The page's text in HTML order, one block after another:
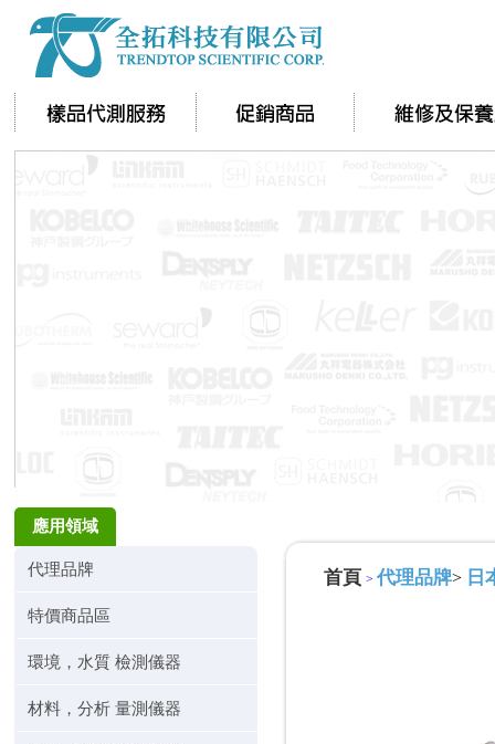
應用領域
代理品牌
特價商品區
環境，水質 檢測儀器
材料，分析 量測儀器
首頁 > 代理品牌> 日